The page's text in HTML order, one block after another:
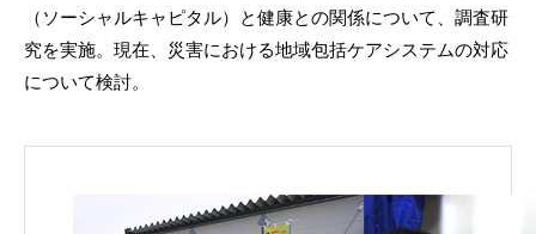
（ソーシャルキャピタル）と健康との関係について、調査研
究を実施。現在、災害における地域包括ケアシステムの対応
について検討。